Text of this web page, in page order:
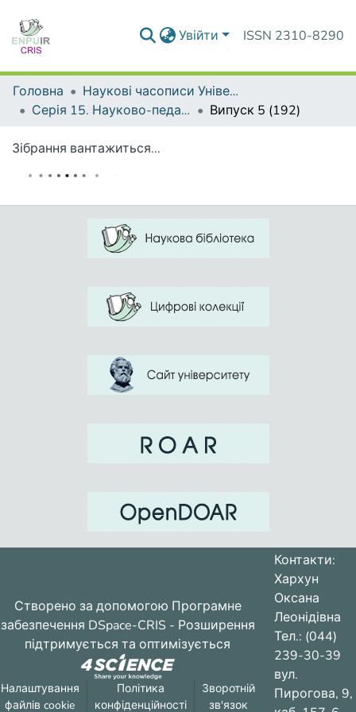
Увійти ISSN 2310-8290
Головна
Наукові часописи Університету
Серія 15. Науково-педагогічні проблеми фізичної культури (фізична культура і спорт)
Випуск 5 (192)
Зібрання вантажиться...
Створено за допомогою Програмне
забезпечення DSpace-CRIS - Розширення
підтримується та оптимізується
Налаштування
файлів cookie
Політика
конфіденційності
Зворотній
зв'язок
Контакти:
Хархун
Оксана
Леонідівна
Тел.: (044)
239-30-39
вул.
Пирогова, 9,